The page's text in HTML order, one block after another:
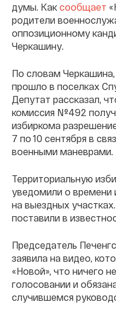
думы. Как сообщает
родители
оппозиционному
Черкашину.
По словам
прошло в поселках
Депутат рассказал,
комиссия №492
избиркома
7 по 10 сентября в
военными маневрами.
Территориальную
уведомили о времени
на выездных
поставили в
Председатель
заявила на видео,
«Новой», что ничего
голосовании и
случившемся